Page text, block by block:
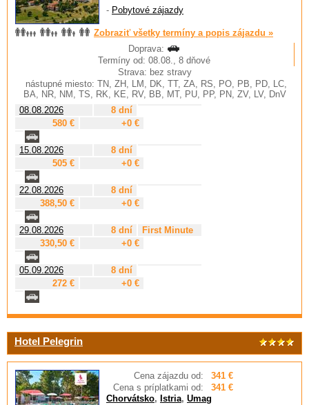
- Pobytové zájazdy
Zobraziť všetky termíny a popis zájazdu »
Doprava:
Termíny od: 08.08., 8 dňové
Strava: bez stravy
nástupné miesto: TN, ZH, LM, DK, TT, ZA, RS, PO, PB, PD, LC,
BA, NR, NM, TS, RK, KE, RV, BB, MT, PU, PP, PN, ZV, LV, DnV
08.08.2026
8 dní
580 €
+0 €
15.08.2026
8 dní
505 €
+0 €
22.08.2026
8 dní
388,50 €
+0 €
29.08.2026 8 dní
First Minute
330,50 €
+0 €
05.09.2026
8 dní
272 €
+0 €
Hotel Pelegrin
Cena zájazdu od:
341 €
Cena s príplatkami od:
341 €
Chorvátsko, Istria, Umag